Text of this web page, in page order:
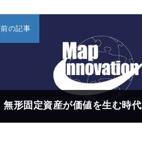
前の記事
無形固定資産が価値を生む時代